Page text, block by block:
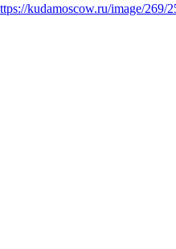
kudamoscow.ru/image/269/